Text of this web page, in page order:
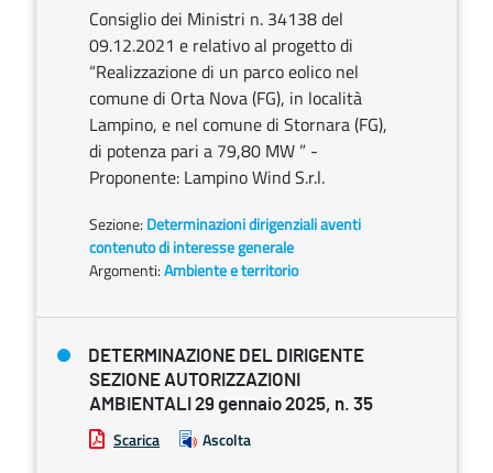
Consiglio dei Ministri n. 34138 del
09.12.2021 e relativo al progetto di
“Realizzazione di un parco eolico nel
comune di Orta Nova (FG), in località
Lampino, e nel comune di Stornara (FG),
di potenza pari a 79,80 MW ” -
Proponente: Lampino Wind S.r.l.
Sezione: Determinazioni dirigenziali aventi
contenuto di interesse generale
Argomenti:Ambiente e territorio
DETERMINAZIONE DEL DIRIGENTE
SEZIONE AUTORIZZAZIONI
AMBIENTALI 29 gennaio 2025, n. 35
Scarica Ascolta